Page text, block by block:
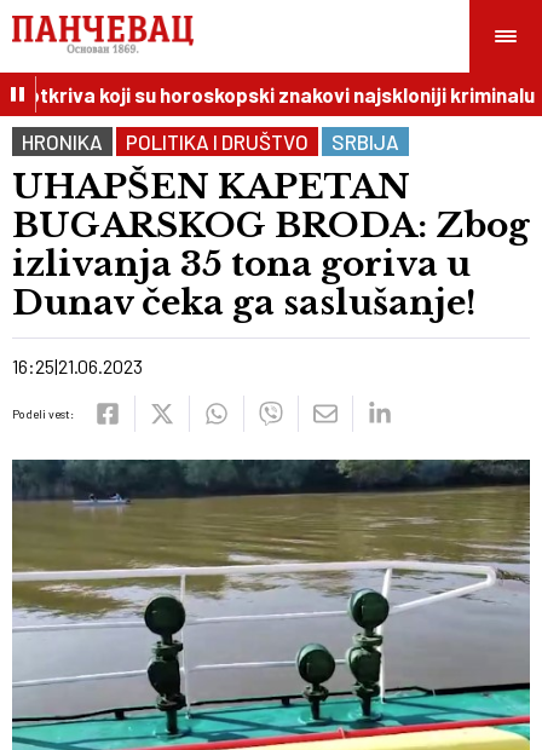
otkriva koji su horoskopski znakovi najskloniji kriminalu
HRONIKA
POLITIKA I DRUŠTVO SRBIJA
UHAPŠEN KAPETAN
BUGARSKOG BRODA: Zbog
izlivanja 35 tona goriva u
Dunav čeka ga saslušanje!
16:25 21.06.2023
Podeli vest: